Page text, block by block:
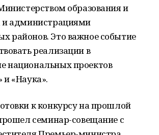
образования и
и администрациями
районов. Это важное событие
реализации в
национальных проектов
и «Наука».
к конкурсу на прошлой
семинар-совещание с